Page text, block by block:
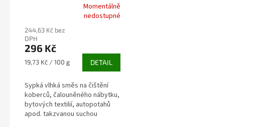
produktu
je
2,8
z
Momentálně
nedostupné
244,63 Kč bez
DPH
296 Kč
Měrná
19,73 Kč / 100 g DETAIL
Sypká vlhká směs na čištění
koberců, čalouněného nábytku,
bytových textilií, autopotahů
apod. takzvanou suchou